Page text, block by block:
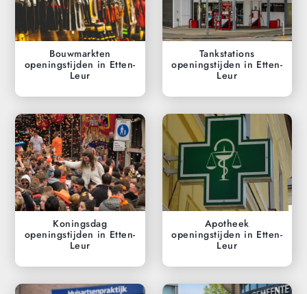
Bouwmarkten
openingstijden in Etten-
Leur
Tankstations
openingstijden in Etten-
Leur
Koningsdag
openingstijden in Etten-
Leur
Apotheek
openingstijden in Etten-
Leur